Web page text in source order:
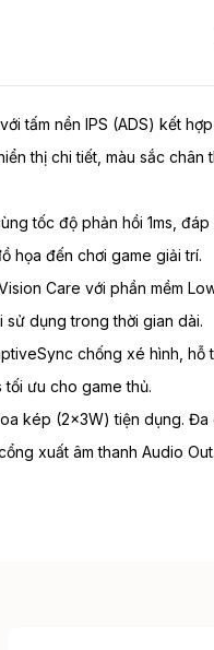
tấm nền IPS (ADS) kết
thị chi tiết, màu sắc chân
tốc độ phản hồi 1ms,
họa đến chơi game giải trí.
Care với phần mềm
sử dụng trong thời gian dài.
chống xé hình, hỗ
ưu cho game thủ.
kép (2x3W) tiện dụng. Đa
xuất âm thanh Audio Out.